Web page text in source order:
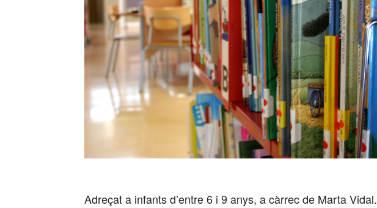
Adreçat a infants d’entre 6 i 9 anys, a càrrec de Marta Vidal.